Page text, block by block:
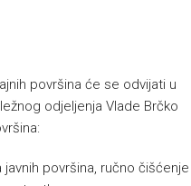
površina će se odvijati u
odjeljenja Vlade Brčko
površina, ručno čišćenje